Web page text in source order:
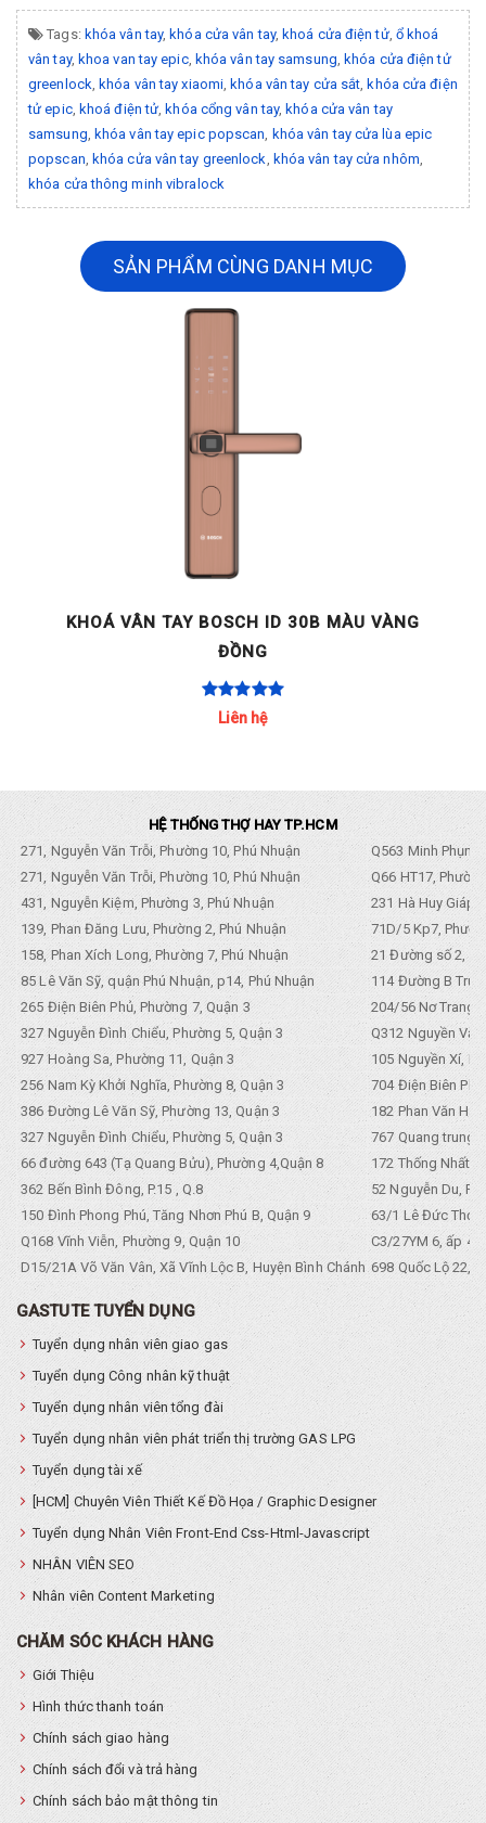
Tags: khóa vân tay, khóa cửa vân tay, khoá cửa điện tử, ổ khoá
vân tay, khoa van tay epic, khóa vân tay samsung khóa cửa điện tử
greenlock khóa vân tay xiaomi khóa vân tay cửa sắt khóa cửa điện
tử epic, khoá điện tử khóa cổng vân tay, khóa cửa vân tay
samsung khóa vân tay epic popscan
khóa vân tay cửa lùa epic
popscan khóa cửa vân tay greenlock khóa vân tay cửa nhôm
khóa cửa thông minh vibralock
SẢN PHẨM CÙNG DANH MỤC
KHOÁ VÂN TAY BOSCH ID 30B MÀU VÀNG
ĐỒNG
Liên hệ
HỆ THỐNG THỢ HAY TP.HCM
271, Nguyễn Văn Trỗi, Phường 10, Phú Nhuận
Q563 Minh
271, Nguyễn Văn Trỗi, Phường 10, Phú Nhuận
Q66 HT17,
431, Nguyễn Kiệm, Phường 3, Phú Nhuận
231 Hà Huy Giáp,
139, Phan Đăng Lưu, Phường 2, Phú Nhuận
71D/5 Kp7,
158, Phan Xích Long, Phường 7, Phú Nhuận
21 Đường số 2,
85 Lê Văn Sỹ, quận Phú Nhuận, p14, Phú Nhuận
114 Đường B
265 Điện Biên Phủ, Phường 7, Quận 3
204/56 Nơ Trang
327 Nguyễn Đình Chiểu, Phường 5, Quận 3
Q312 Nguyền
927 Hoàng Sa, Phường 11, Quận 3
105 Nguyền Xí,
256 Nam Kỳ Khởi Nghĩa, Phường 8, Quận 3
704 Điện Biên
386 Đường Lê Văn Sỹ, Phường 13, Quận 3
182 Phan Văn
327 Nguyễn Đình Chiểu, Phường 5, Quận 3
767 Quang trung,
66 đường 643 (Tạ Quang Bửu), Phường 4,Quận 8
172 Thống Nhất.
362 Bến Bình Đông, P.15 , Q.8
52 Nguyễn Du,
150 Đình Phong Phú, Tăng Nhơn Phú B, Quận 9
63/1 Lê Đức Thọ,
Q168 Vĩnh Viễn, Phường 9, Quận 10
C3/27YM 6, ấp 4,
D15/21A Võ Văn Vân, Xã Vĩnh Lộc B, Huyện Bình Chánh 698 Quốc Lộ 22,
GASTUTE TUYỂN DỤNG
Tuyển dụng nhân viên giao gas
Tuyển dụng Công nhân kỹ thuật
Tuyển dụng nhân viên tổng đài
Tuyển dụng nhân viên phát triển thị trường GAS LPG
Tuyển dụng tài xế
[HCM] Chuyên Viên Thiết Kế Đồ Họa / Graphic Designer
Tuyển dụng Nhân Viên Front-End Css-Html-Javascript
NHÂN VIÊN SEO
Nhân viên Content Marketing
CHĂM SÓC KHÁCH HÀNG
Giới Thiệu
Hình thức thanh toán
Chính sách giao hàng
Chính sách đổi và trả hàng
Chính sách bảo mật thông tin